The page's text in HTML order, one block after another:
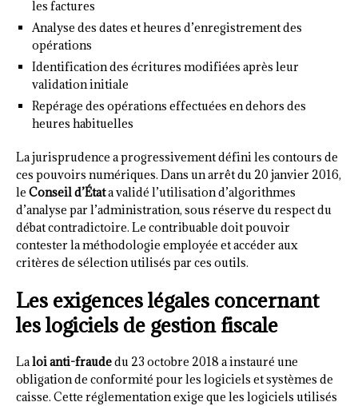
les factures
Analyse des dates et heures d’enregistrement des
opérations
Identification des écritures modifiées après leur
validation initiale
Repérage des opérations effectuées en dehors des
heures habituelles
La jurisprudence a progressivement défini les contours de
ces pouvoirs numériques. Dans un arrêt du 20 janvier 2016,
le Conseil d’Étata validé l’utilisation d’algorithmes
d’analyse par l’administration, sous réserve du respect du
débat contradictoire. Le contribuable doit pouvoir
contester la méthodologie employée et accéder aux
critères de sélection utilisés par ces outils.
Les exigences légales concernant
les logiciels de gestion fiscale
Laloi anti-fraudedu 23 octobre 2018 a instauré une
obligation de conformité pour les logiciels et systèmes de
caisse. Cette réglementation exige que les logiciels utilisés